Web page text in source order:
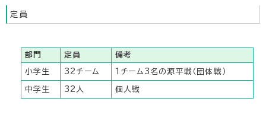
定員
部門 定員 備考
小学生 32チーム 1チーム3名の源平戦（団体戦）
中学生 32人 個人戦